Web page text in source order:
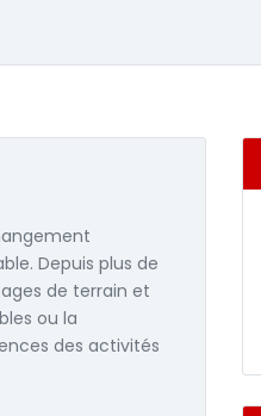
Depuis plus de
de terrain et
ou la
des activités